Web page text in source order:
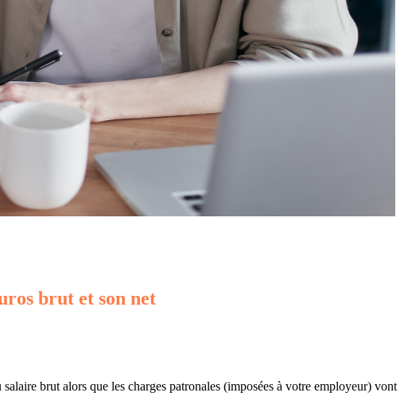
brut et son net
brut alors que les charges patronales (imposées à votre employeur) vont